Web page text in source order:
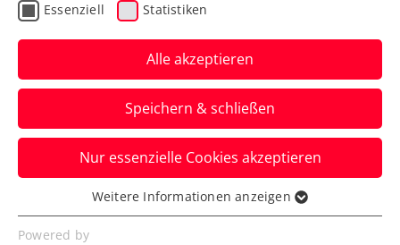
Generali Open Kitzbühel:
Neumayer rückt ins
Hauptfeld nach
Matteo Berrettini sagt fürs ATP-Event in
Tirol ab. Somit stehen zumindest drei
Österreicher im Main Draw.
Verfasst von: Presseaussendung / Redaktion, 11.07.2025
Essenziell Statistiken
Alle akzeptieren
Speichern & schließen
Nur essenzielle Cookies akzeptieren
Essenziell
Essenzielle Cookies werden für grundlegende
Weitere Informationen anzeigen
Powered by